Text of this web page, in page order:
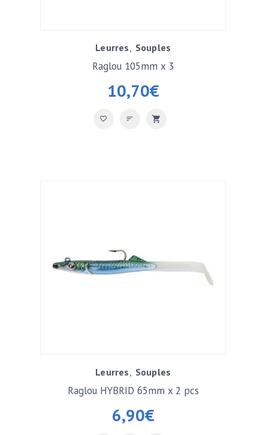
Leurres Souples
10,70€
Raglou 105mm x 3
Leurres Souples
6,90€
Raglou HYBRID 65mm x 2 pcs